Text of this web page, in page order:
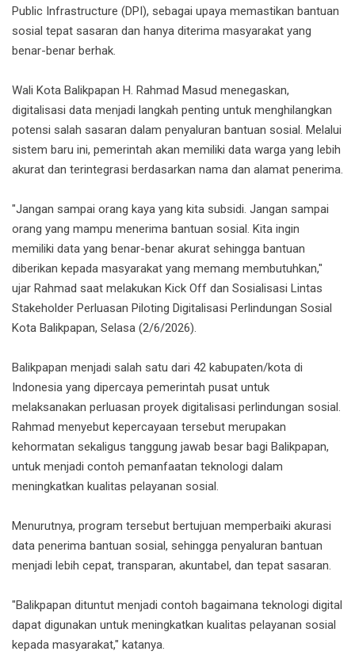
Public Infrastructure (DPI), sebagai upaya memastikan bantuan
sosial tepat sasaran dan hanya diterima masyarakat yang
benar-benar berhak.
Wali Kota Balikpapan H. Rahmad Masud menegaskan,
digitalisasi data menjadi langkah penting untuk menghilangkan
potensi salah sasaran dalam penyaluran bantuan sosial. Melalui
sistem baru ini, pemerintah akan memiliki data warga yang lebih
akurat dan terintegrasi berdasarkan nama dan alamat penerima.
"Jangan sampai orang kaya yang kita subsidi. Jangan sampai
orang yang mampu menerima bantuan sosial. Kita ingin
memiliki data yang benar-benar akurat sehingga bantuan
diberikan kepada masyarakat yang memang membutuhkan,"
ujar Rahmad saat melakukan Kick Off dan Sosialisasi Lintas
Stakeholder Perluasan Piloting Digitalisasi Perlindungan Sosial
Kota Balikpapan, Selasa (2/6/2026).
Balikpapan menjadi salah satu dari 42 kabupaten/kota di
Indonesia yang dipercaya pemerintah pusat untuk
melaksanakan perluasan proyek digitalisasi perlindungan sosial.
Rahmad menyebut kepercayaan tersebut merupakan
kehormatan sekaligus tanggung jawab besar bagi Balikpapan,
untuk menjadi contoh pemanfaatan teknologi dalam
meningkatkan kualitas pelayanan sosial.
Menurutnya, program tersebut bertujuan memperbaiki akurasi
data penerima bantuan sosial, sehingga penyaluran bantuan
menjadi lebih cepat, transparan, akuntabel, dan tepat sasaran.
"Balikpapan dituntut menjadi contoh bagaimana teknologi digital
dapat digunakan untuk meningkatkan kualitas pelayanan sosial
kepada masyarakat," katanya.